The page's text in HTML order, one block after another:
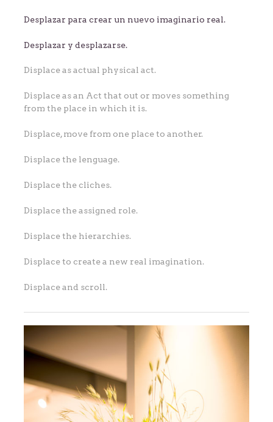
Desplazar para crear un nuevo imaginario real.
Desplazar y desplazarse.
Displace as actual physical act.
Displace as an Act that out or moves something
from the place in which it is.
Displace, move from one place to another.
Displace the lenguage.
Displace the cliches.
Displace the assigned role.
Displace the hierarchies.
Displace to create a new real imagination.
Displace and scroll.